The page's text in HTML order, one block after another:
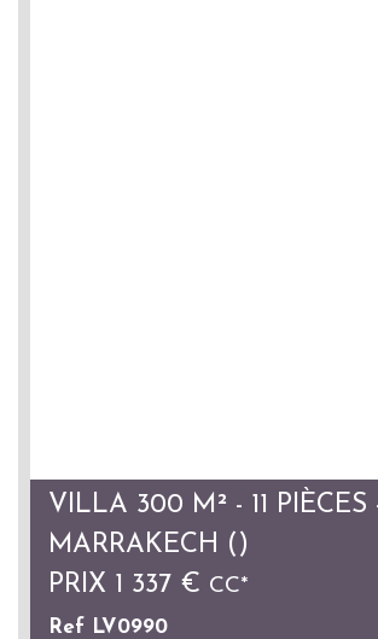
VILLA 300 M² - 11 PIÈCES
MARRAKECH ()
PRIX 1 337 € CC*
Ref LV0990